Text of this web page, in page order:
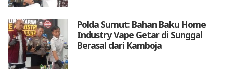
Polda Sumut: Bahan Baku Home
Industry Vape Getar di Sunggal
Berasal dari Kamboja